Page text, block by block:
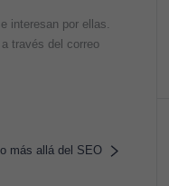
interesan por ellas.
a través del correo
más allá del SEO